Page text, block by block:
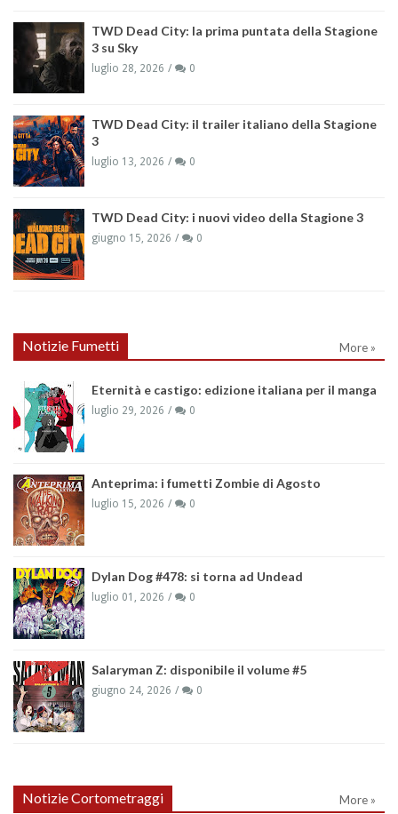
TWD Dead City: la prima puntata della Stagione
3 su Sky
luglio 28, 2026 0
TWD Dead City: il trailer italiano della Stagione
3
luglio 13, 2026 0
TWD Dead City: i nuovi video della Stagione 3
giugno 15, 2026 0
Notizie Fumetti More »
Eternità e castigo: edizione italiana per il manga
luglio 29, 2026 0
Anteprima: i fumetti Zombie di Agosto
luglio 15, 2026 0
Dylan Dog #478: si torna ad Undead
luglio 01, 2026 0
Salaryman Z: disponibile il volume #5
giugno 24, 2026 0
Notizie Cortometraggi More »